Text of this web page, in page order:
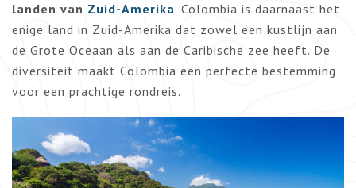
landen van Zuid-Amerika. Colombia is daarnaast het
enige land in Zuid-Amerika dat zowel een kustlijn aan
de Grote Oceaan als aan de Caribische zee heeft. De
diversiteit maakt Colombia een perfecte bestemming
voor een prachtige rondreis.